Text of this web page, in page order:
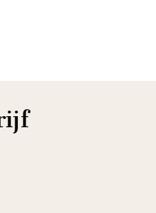
inclusief handleiding,